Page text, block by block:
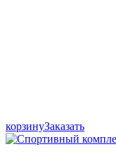
корзинуЗаказать